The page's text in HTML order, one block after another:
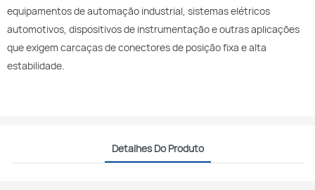
equipamentos de automação industrial, sistemas elétricos
automotivos, dispositivos de instrumentação e outras aplicações
que exigem carcaças de conectores de posição fixa e alta
estabilidade.
Detalhes Do Produto